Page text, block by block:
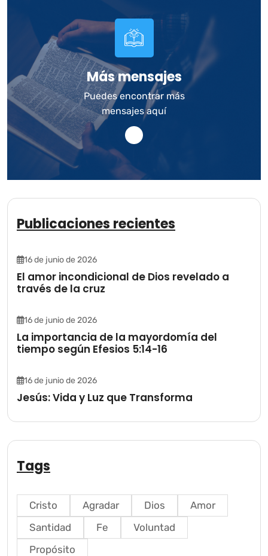
Más mensajes
Puedes encontrar más
mensajes aquí
Publicaciones recientes
16 de junio de 2026
El amor incondicional de Dios revelado a
través de la cruz
16 de junio de 2026
La importancia de la mayordomía del
tiempo según Efesios 5:14-16
16 de junio de 2026
Jesús: Vida y Luz que Transforma
Tags
Cristo Agradar Dios
Amor
Santidad
Fe
Voluntad
Propósito